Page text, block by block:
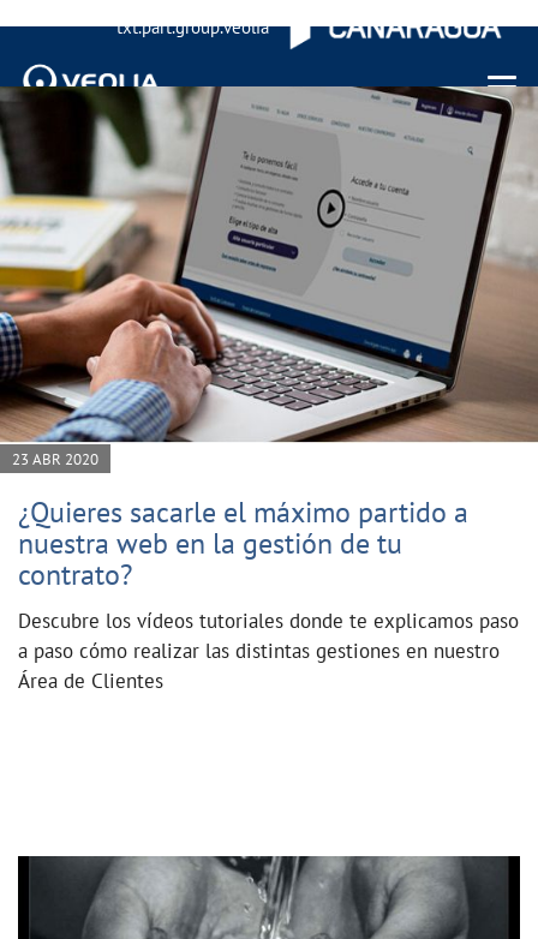
txt.part.group.veolia
Menu
23 ABR 2020
¿Quieres sacarle el máximo partido a
nuestra web en la gestión de tu
contrato?
Descubre los vídeos tutoriales donde te explicamos paso
a paso cómo realizar las distintas gestiones en nuestro
Área de Clientes